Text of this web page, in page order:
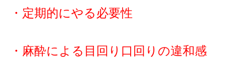
・定期的にやる必要性
・麻酔による目回り口回りの違和感